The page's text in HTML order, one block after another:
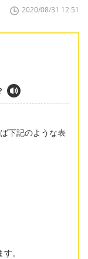
2020/08/31 12:51
下記のような表
。